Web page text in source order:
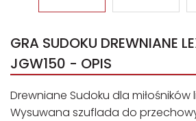
GRA SUDOKU DREWNIANE
JGW150 - OPIS
Drewniane Sudoku dla miłośników
Wysuwana szuflada do